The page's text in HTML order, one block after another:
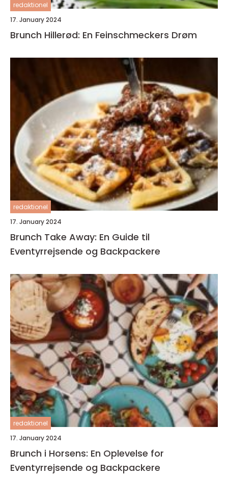
redaktionel
17. January 2024
Brunch Hillerød: En Feinschmeckers Drøm
redaktionel
17. January 2024
Brunch Take Away: En Guide til
Eventyrrejsende og Backpackere
redaktionel
17. January 2024
Brunch i Horsens: En Oplevelse for
Eventyrrejsende og Backpackere